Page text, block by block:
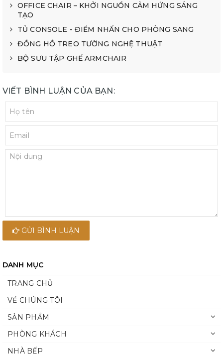
OFFICE CHAIR – KHỞI NGUỒN CẢM HỨNG SÁNG
TẠO
TỦ CONSOLE - ĐIỂM NHẤN CHO PHÒNG SANG
ĐỒNG HỒ TREO TƯỜNG NGHỆ THUẬT
BỘ SƯU TẬP GHẾ ARMCHAIR
VIẾT BÌNH LUẬN CỦA BẠN:
GỬI BÌNH LUẬN
DANH MỤC
TRANG CHỦ
VỀ CHÚNG TÔI
SẢN PHẨM
PHÒNG KHÁCH
NHÀ BẾP